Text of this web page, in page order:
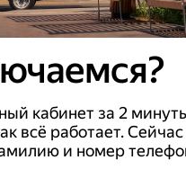
кабинет за 2
всё работает.
и номер